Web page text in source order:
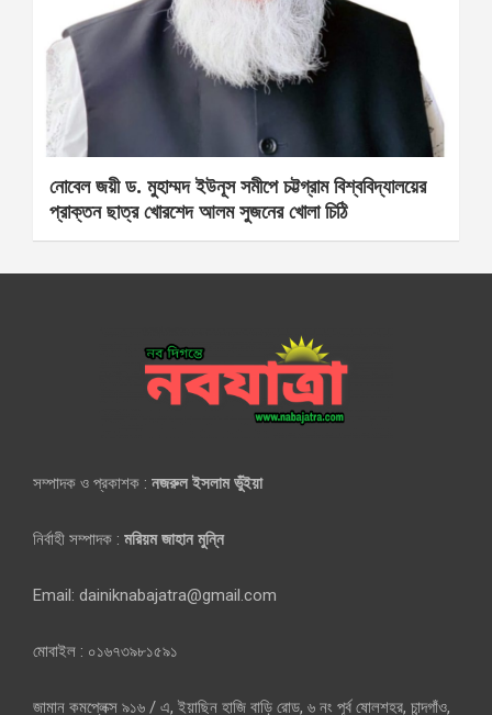
নোবেল জয়ী ড. মুহাম্মদ ইউনূস সমীপে চট্টগ্রাম বিশ্ববিদ্যালয়ের
প্রাক্তন ছাত্র খোরশেদ আলম সুজনের খোলা চিঠি
সম্পাদক ও প্রকাশক : নজরুল ইসলাম ভুঁইয়া
নির্বাহী সম্পাদক : মরিয়ম জাহান মুন্নি
Email: dainiknabajatra@gmail.com
মোবাইল : ০১৬৭৩৯৮১৫৯১
জামান কমপ্লেক্স ৯১৬ / এ, ইয়াছিন হাজি বাড়ি রোড, ৬ নং পূর্ব ষোলশহর, চান্দগাঁও,